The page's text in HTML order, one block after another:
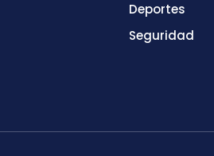
Deportes
Seguridad